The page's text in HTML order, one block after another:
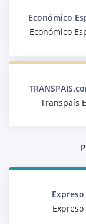
Económico
Económico
Transpaís
Expreso
Expreso